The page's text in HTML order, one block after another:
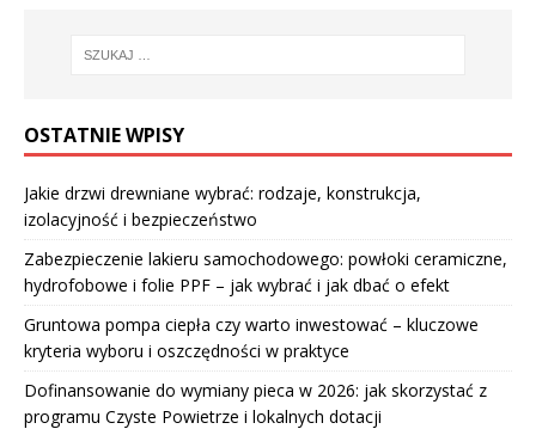
OSTATNIE WPISY
Jakie drzwi drewniane wybrać: rodzaje, konstrukcja,
izolacyjność i bezpieczeństwo
Zabezpieczenie lakieru samochodowego: powłoki ceramiczne,
hydrofobowe i folie PPF – jak wybrać i jak dbać o efekt
Gruntowa pompa ciepła czy warto inwestować – kluczowe
kryteria wyboru i oszczędności w praktyce
Dofinansowanie do wymiany pieca w 2026: jak skorzystać z
programu Czyste Powietrze i lokalnych dotacji